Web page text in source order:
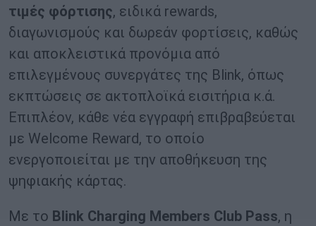
τιμές φόρτισης, ειδικά rewards,
διαγωνισμούς και δωρεάν φορτίσεις, καθώς
και αποκλειστικά προνόμια από
επιλεγμένους συνεργάτες της Blink, όπως
εκπτώσεις σε ακτοπλοϊκά εισιτήρια κ.ά.
Επιπλέον, κάθε νέα εγγραφή επιβραβεύεται
με Welcome Reward, το οποίο
ενεργοποιείται με την αποθήκευση της
ψηφιακής κάρτας.
Με το Blink Charging Members Club Pass, η